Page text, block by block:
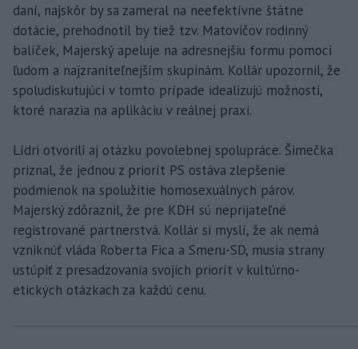
daní, najskôr by sa zameral na neefektívne štátne
dotácie, prehodnotil by tiež tzv. Matovičov rodinný
balíček, Majerský apeluje na adresnejšiu formu pomoci
ľudom a najzraniteľnejším skupinám. Kollár upozornil, že
spoludiskutujúci v tomto prípade idealizujú možnosti,
ktoré narazia na aplikáciu v reálnej praxi.
Lídri otvorili aj otázku povolebnej spolupráce. Šimečka
priznal, že jednou z priorít PS ostáva zlepšenie
podmienok na spolužitie homosexuálnych párov.
Majerský zdôraznil, že pre KDH sú neprijateľné
registrované partnerstvá. Kollár si myslí, že ak nemá
vzniknúť vláda Roberta Fica a Smeru-SD, musia strany
ustúpiť z presadzovania svojich priorít v kultúrno-
etických otázkach za každú cenu.